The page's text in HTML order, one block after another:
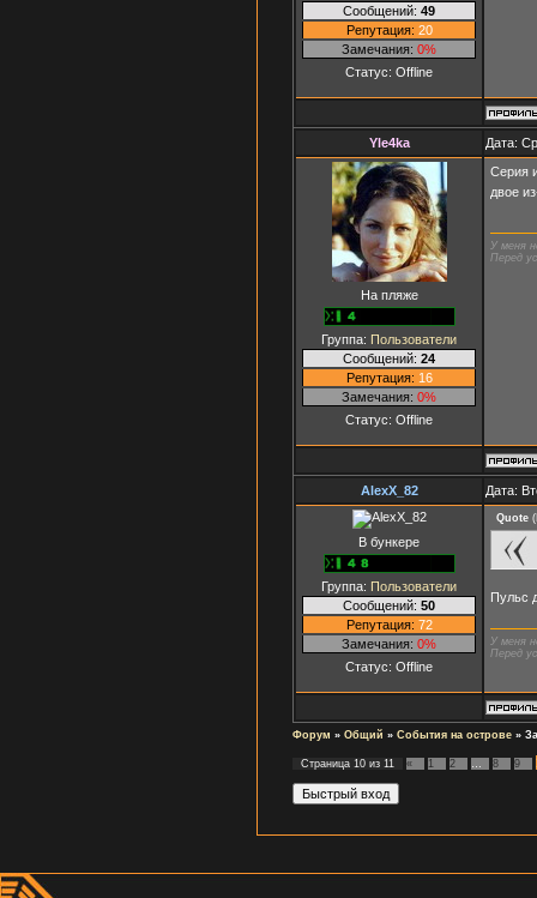
Сообщений: 49
Репутация: 20
Замечания: 0%
Статус: Offline
Yle4ka Дата:
На пляже
Группа: Пользователи
Сообщений: 24
Репутация: 16
Замечания: 0%
Статус: Offline
Серия
двое
У меня
Перед
AlexX_82 Дата:
В бункере
Группа: Пользователи
Сообщений: 50
Репутация: 72
Замечания: 0%
Статус: Offline
Quote (
Пульс
У меня
Перед
Форум » Общий » События на острове »
Страница 10 из 11 « 1 2 8 9